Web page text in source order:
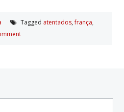
Tagged atentados,frança,